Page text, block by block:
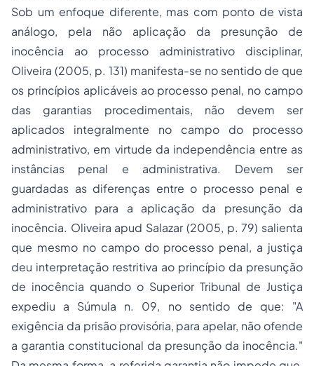
Sob um enfoque diferente, mas com ponto de vista
análogo, pela não aplicação da presunção de
inocência ao processo administrativo disciplinar,
Oliveira (2005, p. 131) manifesta-se no sentido de que
os princípios aplicáveis ao processo penal, no campo
das garantias procedimentais, não devem ser
aplicados integralmente no campo do processo
administrativo, em virtude da independência entre as
instâncias penal e administrativa. Devem ser
guardadas as diferenças entre o processo penal e
administrativo para a aplicação da presunção da
inocência. Oliveira apud Salazar (2005, p. 79) salienta
que mesmo no campo do processo penal, a justiça
deu interpretação restritiva ao princípio da presunção
de inocência quando o Superior Tribunal de Justiça
expediu a Súmula n. 09, no sentido de que: "A
exigência da prisão provisória, para apelar, não ofende
a garantia constitucional da presunção da inocência."